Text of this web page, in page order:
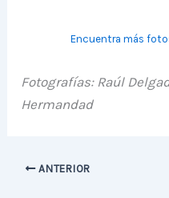
Encuentra más
Fotografías: Raúl
Hermandad
ANTERIOR